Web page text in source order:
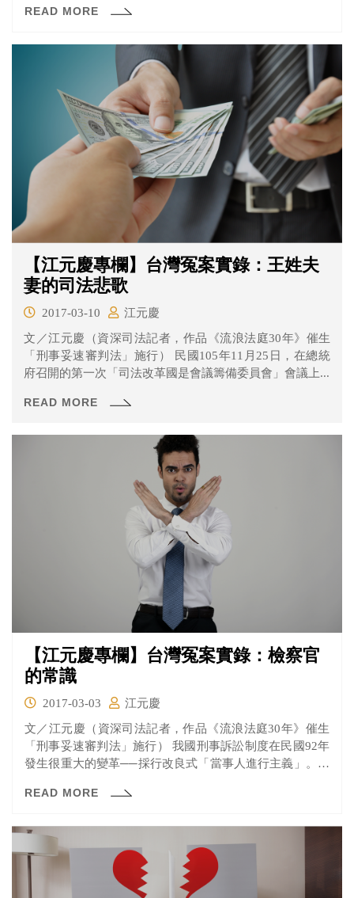
READ MORE
【江元慶專欄】台灣冤案實錄：王姓夫
妻的司法悲歌
2017-03-10
江元慶
文／江元慶（資深司法記者，作品《流浪法庭30年》催生
「刑事妥速審判法」施行） 民國105年11月25日，在總統
府召開的第一次「司法改革國是會議籌備委員會」會議上...
READ MORE
【江元慶專欄】台灣冤案實錄：檢察官
的常識
2017-03-03
江元慶
文／江元慶（資深司法記者，作品《流浪法庭30年》催生
「刑事妥速審判法」施行） 我國刑事訴訟制度在民國92年
發生很重大的變革──採行改良式「當事人進行主義」。簡
READ MORE